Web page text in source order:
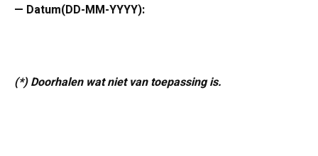
— Datum(DD-MM-YYYY):
(*) Doorhalen wat niet van toepassing is.